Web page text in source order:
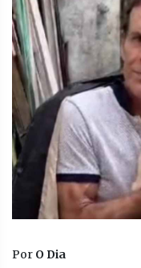
Por O Dia